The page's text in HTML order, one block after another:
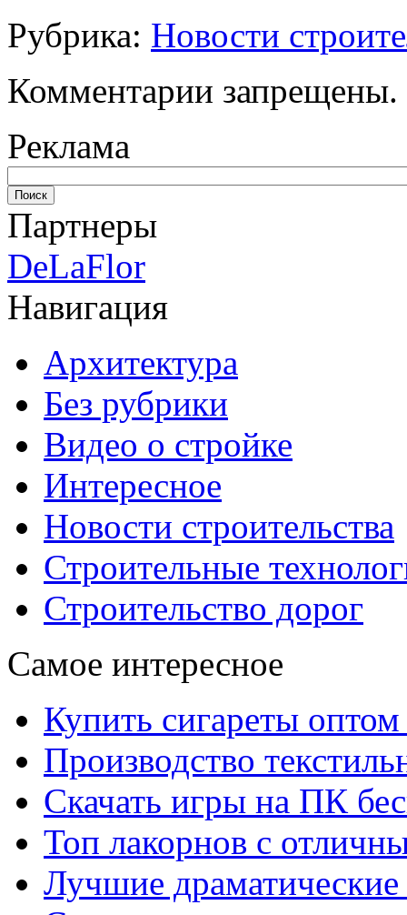
Рубрика: Новости
Комментарии запрещены.
Реклама
Партнеры
DeLaFlor
Навигация
Архитектура
Без рубрики
Видео о стройке
Интересное
Новости строительства
Строительные
Строительство дорог
Самое интересное
Купить сигареты
Производство
Скачать игры на ПК
Топ лакорнов с
Лучшие